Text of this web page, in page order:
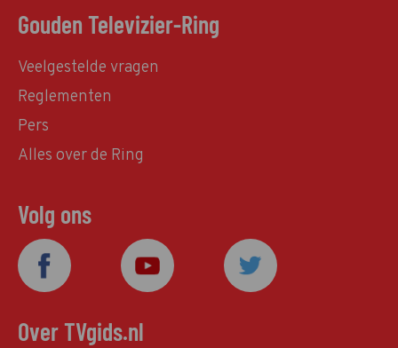
Gouden Televizier-Ring
Veelgestelde vragen
Reglementen
Pers
Alles over de Ring
Volg ons
Over TVgids.nl